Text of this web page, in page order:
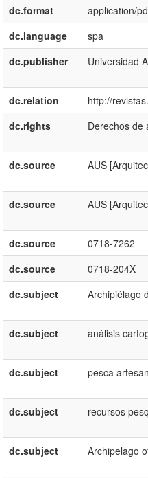
dc.format
application/
dc.language
spa
dc.publisher
Universidad
dc.relation
http://
dc.rights
Derechos de
dc.source
AUS
dc.source
AUS
dc.source
0718-7262
dc.source
0718-204X
dc.subject
Archipiélago
dc.subject
análisis
dc.subject
pesca
dc.subject
recursos
dc.subject
Archipelago